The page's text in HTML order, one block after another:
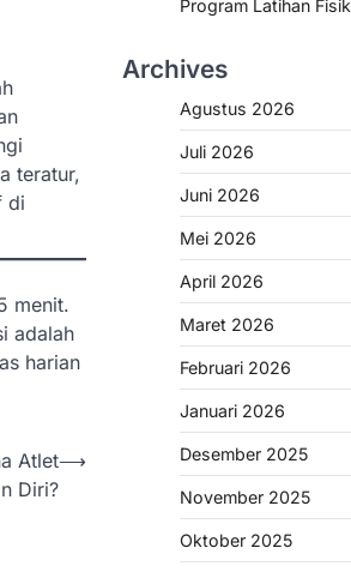
teratur,
di
menit.
adalah
harian
Atlet
Diri?
⟶
Program Latihan Fisik
Archives
Agustus 2026
Juli 2026
Juni 2026
Mei 2026
April 2026
Maret 2026
Februari 2026
Januari 2026
Desember 2025
November 2025
Oktober 2025